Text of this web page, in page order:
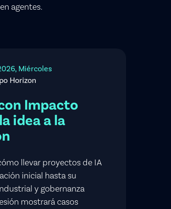
agentes.
Miércoles
Horizon
Impacto
idea a la
llevar proyectos de IA
inicial hasta su
y gobernanza
mostrará casos